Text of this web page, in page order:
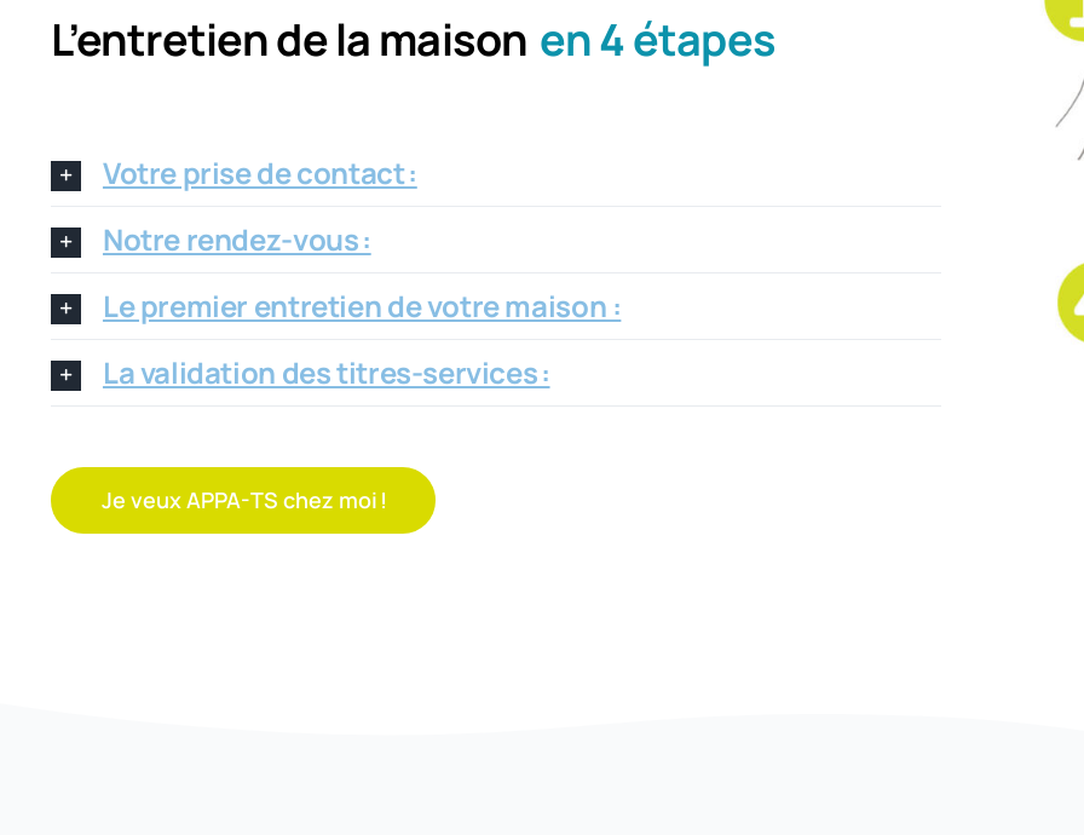
L’entretien de la maison en 4 étapes
Votre prise de contact :
Notre rendez-vous :
Le premier entretien de votre maison :
La validation des titres-services :
Je veux APPA-TS chez moi !